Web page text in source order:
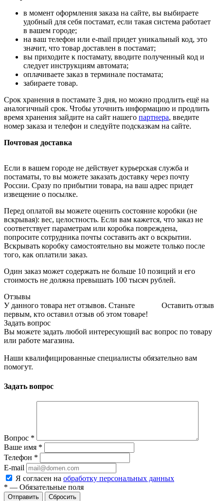
в момент оформления заказа на сайте, вы выбираете
удобный для себя постамат, если такая система работает
в вашем городе;
на ваш телефон или e-mail придет уникальный код, это
значит, что товар доставлен в постамат;
вы приходите к постамату, вводите полученный код и
следует инструкциям автомата;
оплачиваете заказ в терминале постамата;
забираете товар.
Срок хранения в постамате 3 дня, но можно продлить ещё на
аналогичный срок. Чтобы уточнить информацию и продлить
время хранения зайдите на сайт нашего партнера, введите
номер заказа и телефон и следуйте подсказкам на сайте.
Почтовая доставка
Если в вашем городе не действует курьерская служба и
постаматы, то вы можете заказать доставку через почту
России. Сразу по прибытии товара, на ваш адрес придет
извещение о посылке.
Перед оплатой вы можете оценить состояние коробки (не
вскрывая): вес, целостность. Если вам кажется, что заказ не
соответствует параметрам или коробка повреждена,
попросите сотрудника почты составить акт о вскрытии.
Вскрывать коробку самостоятельно вы можете только после
того, как оплатили заказ.
Один заказ может содержать не больше 10 позиций и его
стоимость не должна превышать 100 тысяч рублей.
Отзывы
Оставить отзыв
У данного товара нет отзывов. Станьте
первым, кто оставил отзыв об этом товаре!
Задать вопрос
Вы можете задать любой интересующий вас вопрос по товару
или работе магазина.
Наши квалифицированные специалисты обязательно вам
помогут.
Задать вопрос
Вопрос *
Ваше имя *
Телефон *
E-mail
Я согласен на обработку персональных данных
* — Обязательные поля
Отправить Сбросить